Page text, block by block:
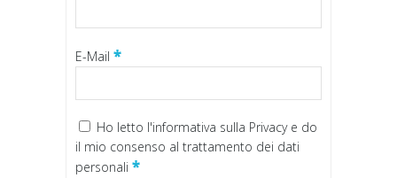
E-Mail *
Ho letto l'informativa sulla Privacy e do
il mio consenso al trattamento dei dati
personali *